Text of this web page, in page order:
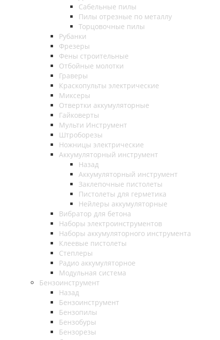
Сабельные пилы
Пилы отрезные по металлу
Торцовочные пилы
Рубанки
Фрезеры
Фены строительные
Отбойные молотки
Граверы
Краскопульты электрические
Миксеры
Отвертки аккумуляторные
Гайковерты
Мульти Инструмент
Штроборезы
Ножницы электрические
Аккумуляторный инструмент
Назад
Аккумуляторный инструмент
Заклепочные пистолеты
Пистолеты для герметика
Нейлеры аккумуляторные
Вибратор для бетона
Наборы электроинструментов
Наборы аккумуляторного инструмента
Клеевые пистолеты
Степлеры
Радио аккумуляторное
Модульная система
Бензоинструмент
Назад
Бензоинструмент
Бензопилы
Бензобуры
Бензорезы